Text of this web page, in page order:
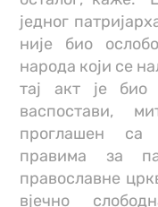
једног
није био
народа који се
тај акт је
васпостави,
проглашен са
правима за
православне
вјечно